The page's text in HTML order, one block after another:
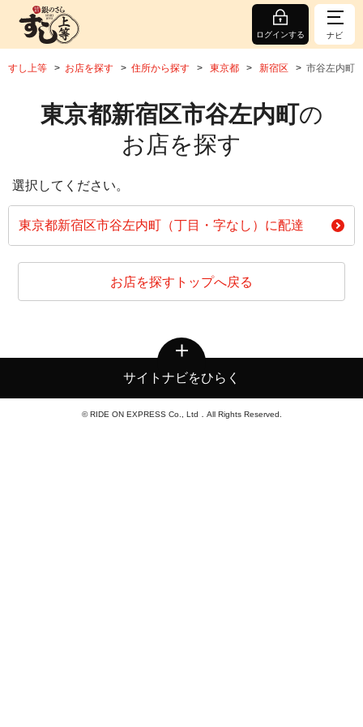
ログインする ナビ
すし上等 お店を探す 住所から探す 東京都 新宿区 市谷左内町
東京都新宿区市谷左内町の
お店を探す
選択してください。
東京都新宿区市谷左内町（丁目・字なし）に配達
お店を探すトップへ戻る
サイトナビをひらく
© RIDE ON EXPRESS Co., Ltd．All Rights Reserved.